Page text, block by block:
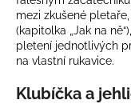
mezi zkušené
(kapitolka „Jak na
pletení jednotlivých
na vlastní rukavice.
Klubíčka a
j
í
t